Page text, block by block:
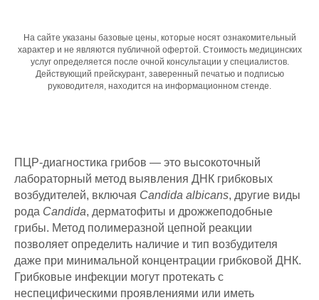
На сайте указаны базовые цены, которые носят ознакомительный
характер и не являются публичной офертой. Стоимость медицинских
услуг определяется после очной консультации у специалистов.
Действующий прейскурант, заверенный печатью и подписью
руководителя, находится на информационном стенде.
ПЦР-диагностика грибов — это высокоточный
лабораторный метод выявления ДНК грибковых
возбудителей, включая Candida albicans, другие виды
рода Candida, дерматофиты и дрожжеподобные
грибы. Метод полимеразной цепной реакции
позволяет определить наличие и тип возбудителя
даже при минимальной концентрации грибковой ДНК.
Грибковые инфекции могут протекать с
неспецифическими проявлениями или иметь